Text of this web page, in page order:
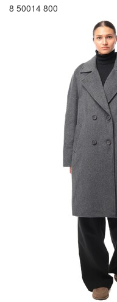
8 50014 800